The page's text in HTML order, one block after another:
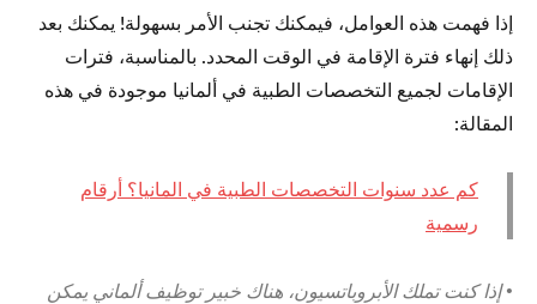
إذا فهمت هذه العوامل، فيمكنك تجنب الأمر بسهولة! يمكنك بعد
ذلك إنهاء فترة الإقامة في الوقت المحدد. بالمناسبة، فترات
الإقامات لجميع التخصصات الطبية في ألمانيا موجودة في هذه
المقالة:
كم عدد سنوات التخصصات الطبية في المانيا؟ أرقام
رسمية
•إذا كنت تملك الأبروباتسيون، هناك خبير توظيف ألماني يمكن